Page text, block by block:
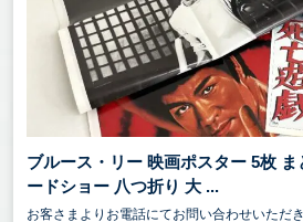
ブルース・リー 映画ポスター 5枚
ードショー 八つ折り 大 ...
お客さまよりお電話にてお問い合わせいただ